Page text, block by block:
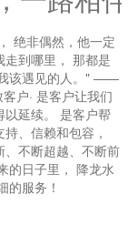
绝非偶然，他一定
到哪里， 那都是
该遇见的人。" ——
户· 是客户让我们
以延续。 是客户帮
、信赖和包容，
、不断超越、不断前
的日子里， 降龙水
的服务！